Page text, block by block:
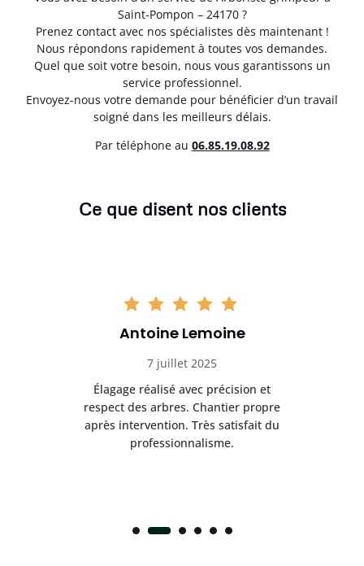
Saint-Pompon – 24170 ?
Prenez contact avec nos spécialistes dès maintenant !
Nous répondons rapidement à toutes vos demandes.
Quel que soit votre besoin, nous vous garantissons un
service professionnel.
Envoyez-nous votre demande pour bénéficier d’un travail
soigné dans les meilleurs délais.
Par téléphone au 06.85.19.08.92
Ce que disent nos clients
Antoine Lemoine
7 juillet 2025
Élagage réalisé avec précision et
respect des arbres. Chantier propre
après intervention. Très satisfait du
professionnalisme.